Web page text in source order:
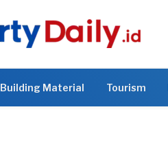
Building Material Tourism